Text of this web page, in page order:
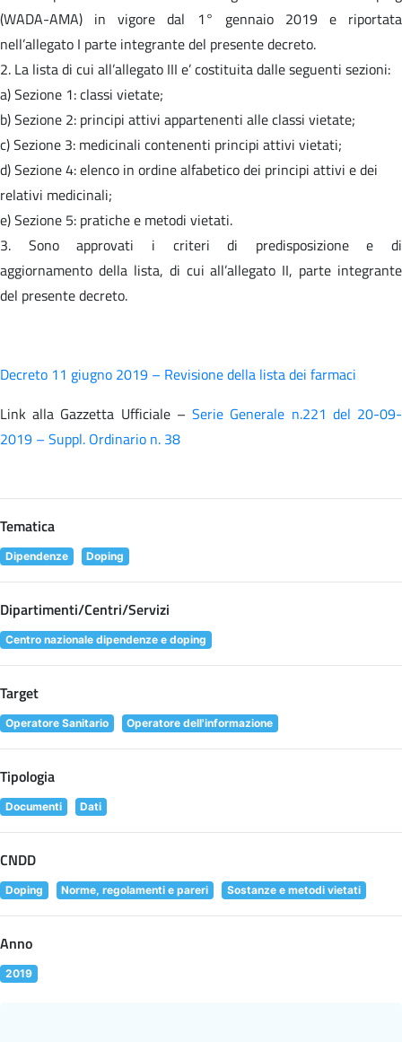
(WADA-AMA) in vigore dal 1° gennaio 2019 e riportata
nell’allegato I parte integrante del presente decreto.
2. La lista di cui all’allegato III e’ costituita dalle seguenti sezioni:
a) Sezione 1: classi vietate;
b) Sezione 2: principi attivi appartenenti alle classi vietate;
c) Sezione 3: medicinali contenenti principi attivi vietati;
d) Sezione 4: elenco in ordine alfabetico dei principi attivi e dei
relativi medicinali;
e) Sezione 5: pratiche e metodi vietati.
3. Sono approvati i criteri di predisposizione e di
aggiornamento della lista, di cui all’allegato II, parte integrante
del presente decreto.
Decreto 11 giugno 2019 – Revisione della lista dei farmaci
Link alla Gazzetta Ufficiale –Serie Generale n.221 del 20-09-
2019 – Suppl. Ordinario n. 38
Tematica
Dipendenze Doping
Dipartimenti/Centri/Servizi
Centro nazionale dipendenze e doping
Target
Operatore Sanitario Operatore dell'informazione
Tipologia
Documenti Dati
CNDD
Doping Norme, regolamenti e pareri Sostanze e metodi vietati
Anno
2019